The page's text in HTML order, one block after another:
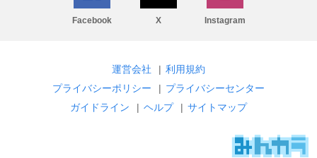
Facebook X Instagram
運営会社 | 利用規約
プライバシーポリシー
| プライバシーセンター
ガイドライン
| ヘルプ | サイトマップ